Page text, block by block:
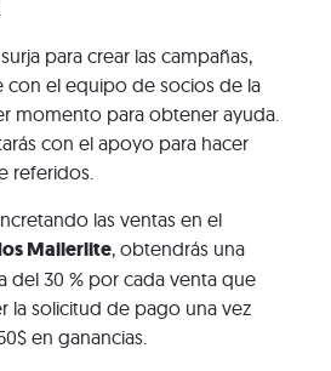
para crear las campañas,
con el equipo de socios de la
momento para obtener ayuda.
con el apoyo para hacer
referidos.
las ventas en el
Mailerlite, obtendrás una
del 30 % por cada venta que
la solicitud de pago una vez
en ganancias.